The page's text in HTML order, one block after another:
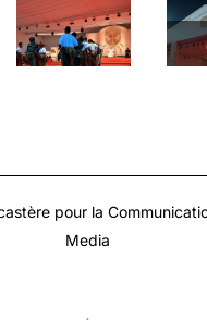
pour la
Media